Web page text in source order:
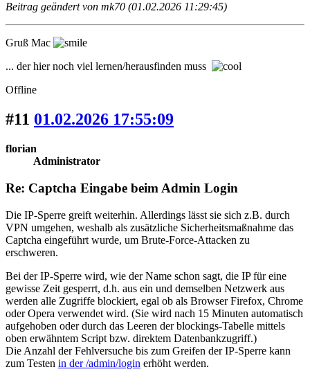
Beitrag geändert von mk70 (01.02.2026 11:29:45)
Gruß Mac
... der hier noch viel lernen/herausfinden muss
Offline
#11 01.02.2026 17:55:09
florian
Administrator
Re: Captcha Eingabe beim Admin Login
Die IP-Sperre greift weiterhin. Allerdings lässt sie sich z.B. durch
VPN umgehen, weshalb als zusätzliche Sicherheitsmaßnahme das
Captcha eingeführt wurde, um Brute-Force-Attacken zu
erschweren.
Bei der IP-Sperre wird, wie der Name schon sagt, die IP für eine
gewisse Zeit gesperrt, d.h. aus ein und demselben Netzwerk aus
werden alle Zugriffe blockiert, egal ob als Browser Firefox, Chrome
oder Opera verwendet wird. (Sie wird nach 15 Minuten automatisch
aufgehoben oder durch das Leeren der blockings-Tabelle mittels
oben erwähntem Script bzw. direktem Datenbankzugriff.)
Die Anzahl der Fehlversuche bis zum Greifen der IP-Sperre kann
zum Testen in der /admin/login erhöht werden.